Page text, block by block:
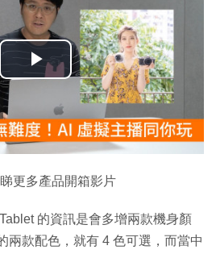
播
放
影
片
更多產品開箱影片
的資訊是會多增兩款機身顏
兩款配色，就有 4 色可選，而當中